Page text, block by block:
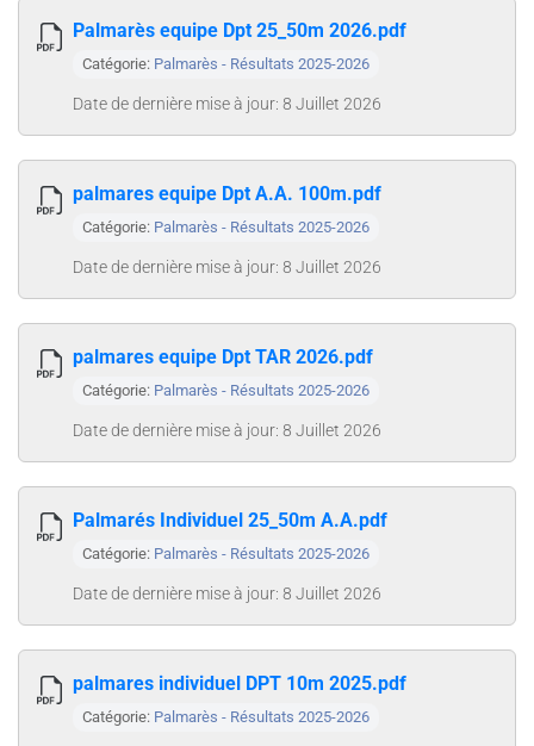
Palmarès equipe Dpt 25_50m 2026.pdf
Catégorie: Palmarès - Résultats 2025-2026
Date de dernière mise à jour: 8 Juillet 2026
palmares equipe Dpt A.A. 100m.pdf
Catégorie: Palmarès - Résultats 2025-2026
Date de dernière mise à jour: 8 Juillet 2026
palmares equipe Dpt TAR 2026.pdf
Catégorie: Palmarès - Résultats 2025-2026
Date de dernière mise à jour: 8 Juillet 2026
Palmarés Individuel 25_50m A.A.pdf
Catégorie: Palmarès - Résultats 2025-2026
Date de dernière mise à jour: 8 Juillet 2026
palmares individuel DPT 10m 2025.pdf
Catégorie: Palmarès - Résultats 2025-2026